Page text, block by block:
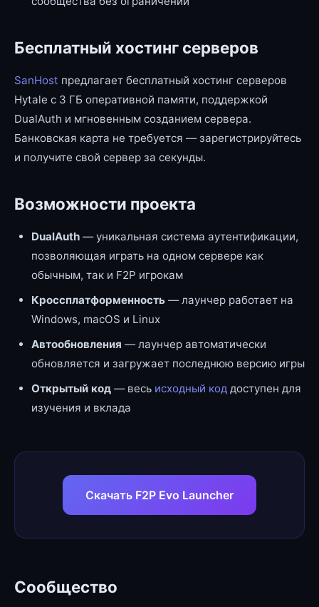
Бесплатный хостинг серверов
SanHost предлагает бесплатный хостинг серверов
Hytale с 3 ГБ оперативной памяти, поддержкой
DualAuth и мгновенным созданием сервера.
Банковская карта не требуется — зарегистрируйтесь
и получите свой сервер за секунды.
Возможности проекта
DualAuth — уникальная система аутентификации,
позволяющая играть на одном сервере как
обычным, так и F2P игрокам
Кроссплатформенность — лаунчер работает на
Windows, macOS и Linux
Автообновления — лаунчер автоматически
обновляется и загружает последнюю версию игры
Открытый код — весь исходный код доступен для
изучения и вклада
Скачать F2P Evo Launcher
Сообщество